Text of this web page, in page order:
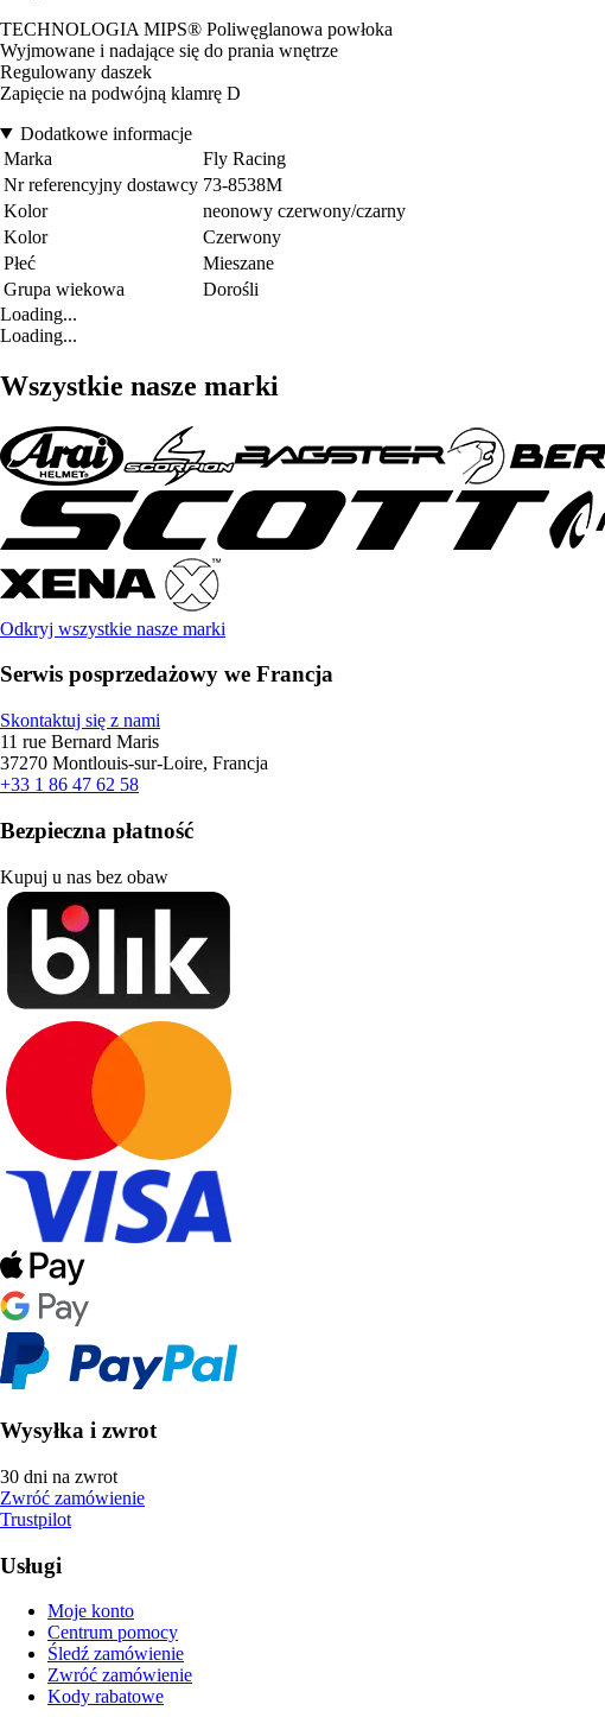
TECHNOLOGIA MIPS® Poliwęglanowa powłoka
Wyjmowane i nadające się do prania wnętrze
Regulowany daszek
Zapięcie na podwójną klamrę D
Dodatkowe informacje
Marka
Fly Racing
Nr referencyjny dostawcy 73-8538M
Kolor
neonowy czerwony/czarny
Kolor
Czerwony
Płeć
Mieszane
Grupa wiekowa
Dorośli
Loading...
Loading...
Wszystkie nasze marki
Odkryj wszystkie nasze marki
Serwis posprzedażowy we Francja
Skontaktuj się z nami
11 rue Bernard Maris
37270 Montlouis-sur-Loire, Francja
+33 1 86 47 62 58
Bezpieczna płatność
Kupuj u nas bez obaw
Wysyłka i zwrot
30 dni na zwrot
Zwróć zamówienie
Trustpilot
Usługi
Moje konto
Centrum pomocy
Śledź zamówienie
Zwróć zamówienie
Kody rabatowe